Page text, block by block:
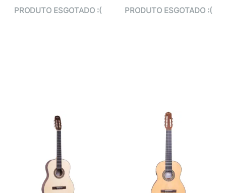
PRODUTO ESGOTADO :( PRODUTO ESGOTADO :(